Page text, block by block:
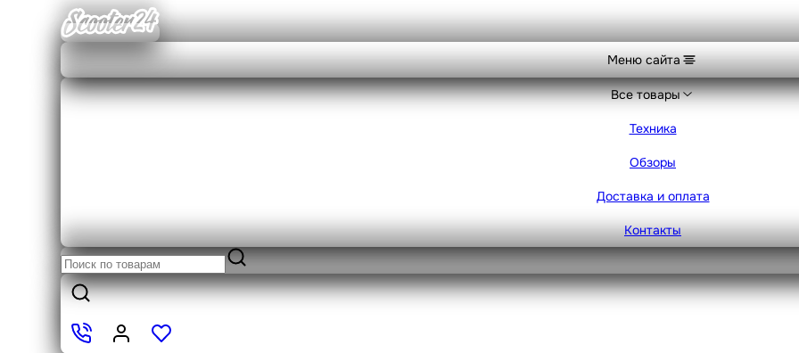
Меню сайта
Все товары
Техника
Обзоры
Доставка и оплата
Контакты